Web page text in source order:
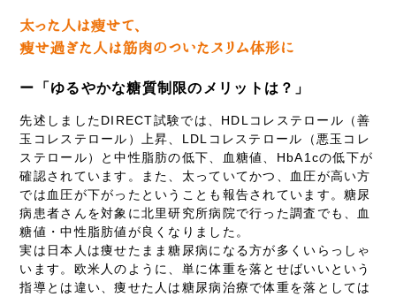
ー「ゆるやかな糖質制限のメリットは？」
先述しましたDIRECT試験では、HDLコレステロール（善
玉コレステロール）上昇、LDLコレステロール（悪玉コレ
ステロール）と中性脂肪の低下、血糖値、HbA1cの低下が
確認されています。また、太っていてかつ、血圧が高い方
では血圧が下がったということも報告されています。糖尿
病患者さんを対象に北里研究所病院で行った調査でも、血
糖値・中性脂肪値が良くなりました。
実は日本人は痩せたまま糖尿病になる方が多くいらっしゃ
います。欧米人のように、単に体重を落とせばいいという
指導とは違い、痩せた人は糖尿病治療で体重を落としては